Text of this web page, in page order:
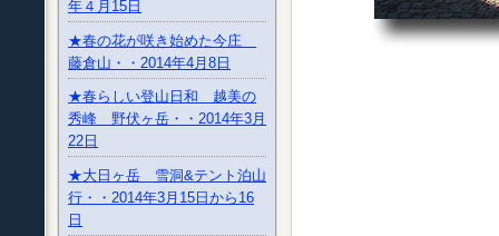
年４月15日
★春の花が咲き始めた今庄
藤倉山・・2014年4月8日
★春らしい登山日和 越美の
秀峰 野伏ヶ岳・・2014年3月
22日
★大日ヶ岳 雪洞&テント泊山
行・・2014年3月15日から16
日